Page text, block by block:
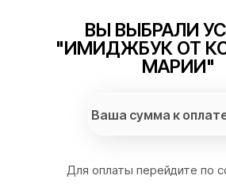
Для оплаты перейдите по
Ваша сумма к
ВЫ ВЫБРАЛИ
"ИМИДЖБУК ОТ
МАРИИ"